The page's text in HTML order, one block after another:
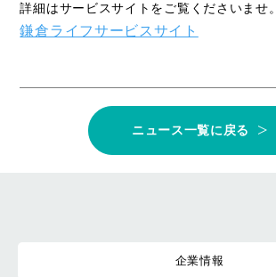
詳細はサービスサイトをご覧くださいませ。
鎌倉ライフサービスサイト
ニュース一覧に戻る
企業情報